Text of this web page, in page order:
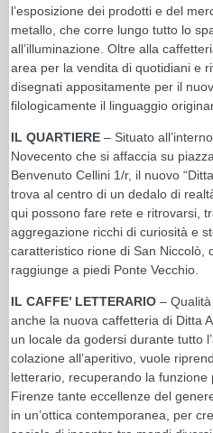
l’esposizione dei prodotti e del
metallo, che corre lungo tutto lo
all’illuminazione. Oltre alla
area per la vendita di quotidiani e
disegnati appositamente per il
filologicamente il linguaggio
IL QUARTIERE – Situato
Novecento che si affaccia su
Benvenuto Cellini 1/r, il nuovo
trova al centro di un dedalo di
qui possono fare rete e ritrovarsi,
aggregazione ricchi di curiosità e
caratteristico rione di San Niccolò,
raggiunge a piedi Ponte Vecchio.
IL CAFFE’ LETTERARIO –
anche la nuova caffetteria di Ditta
un locale da godersi durante tutto
colazione all’aperitivo, vuole
letterario, recuperando la
Firenze tante eccellenze del
in un’ottica contemporanea, per